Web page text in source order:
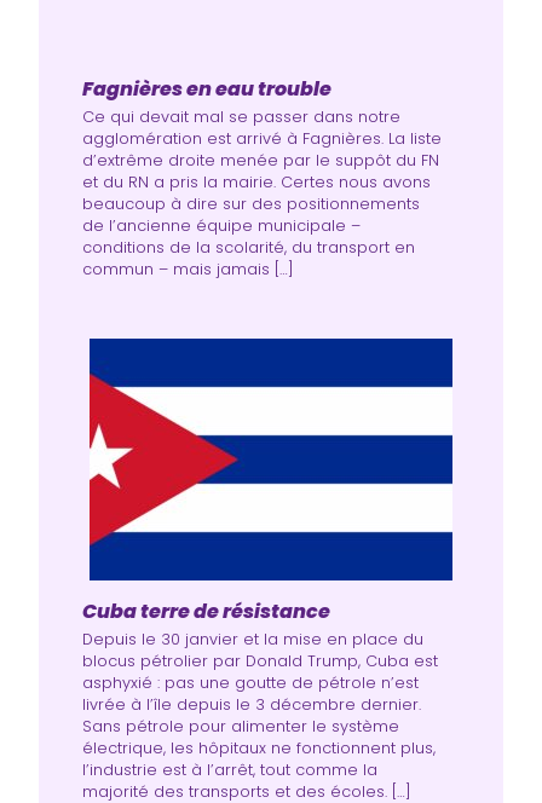
Fagnières en eau trouble
Ce qui devait mal se passer dans notre
agglomération est arrivé à Fagnières. La liste
d’extrême droite menée par le suppôt du FN
et du RN a pris la mairie. Certes nous avons
beaucoup à dire sur des positionnements
de l’ancienne équipe municipale –
conditions de la scolarité, du transport en
commun – mais jamais […]
Cuba terre de résistance
Depuis le 30 janvier et la mise en place du
blocus pétrolier par Donald Trump, Cuba est
asphyxié : pas une goutte de pétrole n’est
livrée à l’île depuis le 3 décembre dernier.
Sans pétrole pour alimenter le système
électrique, les hôpitaux ne fonctionnent plus,
l’industrie est à l’arrêt, tout comme la
majorité des transports et des écoles. […]